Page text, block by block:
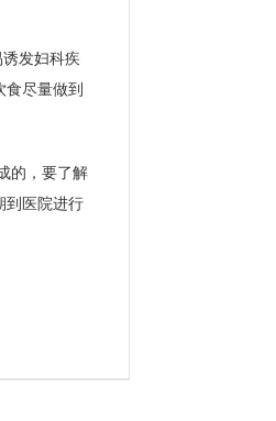
发妇科疾
尽量做到
的，要了解
到医院进行